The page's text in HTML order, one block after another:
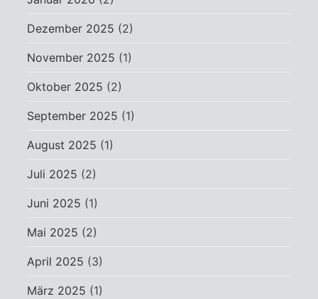
Dezember 2025 (2)
November 2025 (1)
Oktober 2025 (2)
September 2025 (1)
August 2025 (1)
Juli 2025 (2)
Juni 2025 (1)
Mai 2025 (2)
April 2025 (3)
März 2025 (1)